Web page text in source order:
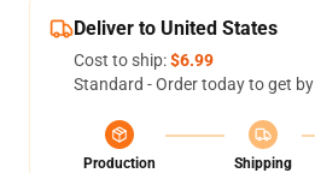
Deliver to United States
Cost to ship:$6.99
Standard - Order today to get by
Production
Shipping